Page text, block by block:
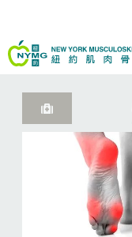
容